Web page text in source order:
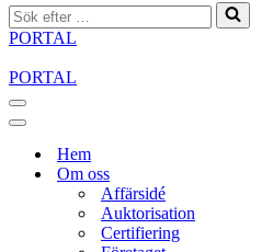
Sök
efter
…
PORTAL
PORTAL
Navigeringsmeny
Navigeringsmeny
Hem
Om oss
Affärsidé
Auktorisation
Certifiering